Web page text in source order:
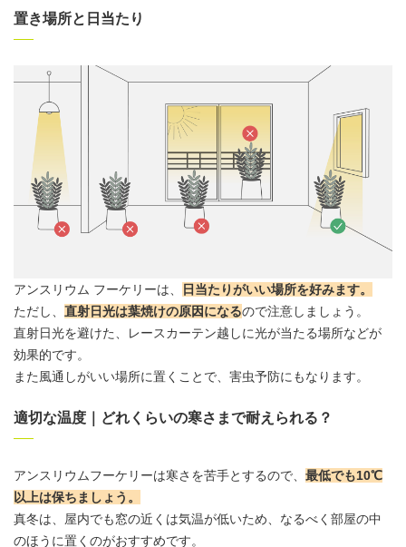
置き場所と日当たり
アンスリウム フーケリーは、 日当たりがいい場所を好みます。
ただし、 直射日光は葉焼けの原因になるので注意しましょう。
直射日光を避けた、レースカーテン越しに光が当たる場所などが
効果的です。
また風通しがいい場所に置くことで、害虫予防にもなります。
適切な温度｜どれくらいの寒さまで耐えられる？
アンスリウムフーケリーは寒さを苦手とするので、 最低でも10℃
以上は保ちましょう 。
真冬は、屋内でも窓の近くは気温が低いため、なるべく部屋の中
のほうに置くのがおすすめです。